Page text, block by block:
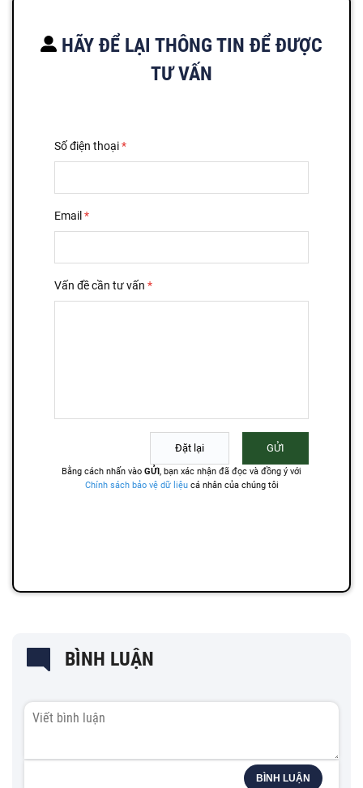
HÃY ĐỂ LẠI THÔNG TIN ĐỂ ĐƯỢC
TƯ VẤN
BÌNH LUẬN
BÌNH LUẬN